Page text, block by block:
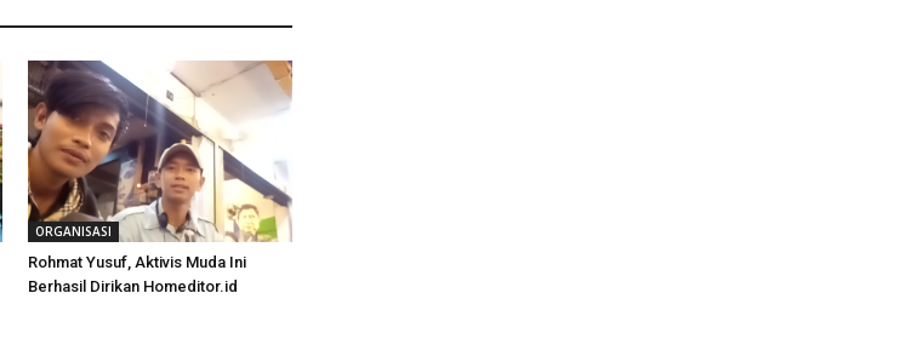
ORGANISASI
Rohmat Yusuf, Aktivis Muda Ini
Berhasil Dirikan Homeditor.id